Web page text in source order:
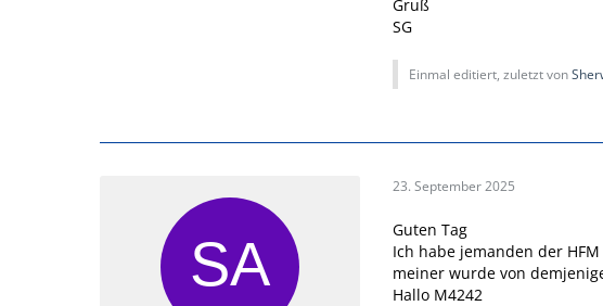
Gruß
SG
Einmal editiert, zuletzt von
23. September 2025
Guten Tag
Ich habe jemanden der
meiner wurde von
Hallo M4242